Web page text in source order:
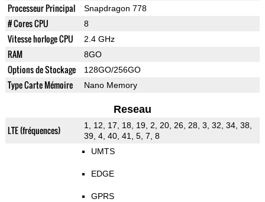
Processeur Principal Snapdragon 778
# Cores CPU 8
Vitesse horloge CPU 2.4 GHz
RAM 8GO
Options de Stockage 128GO/256GO
Type Carte Mémoire Nano Memory
Reseau
LTE (fréquences)
1, 12, 17, 18, 19, 2, 20, 26, 28, 3, 32, 34, 38,
39, 4, 40, 41, 5, 7, 8
UMTS
EDGE
GPRS